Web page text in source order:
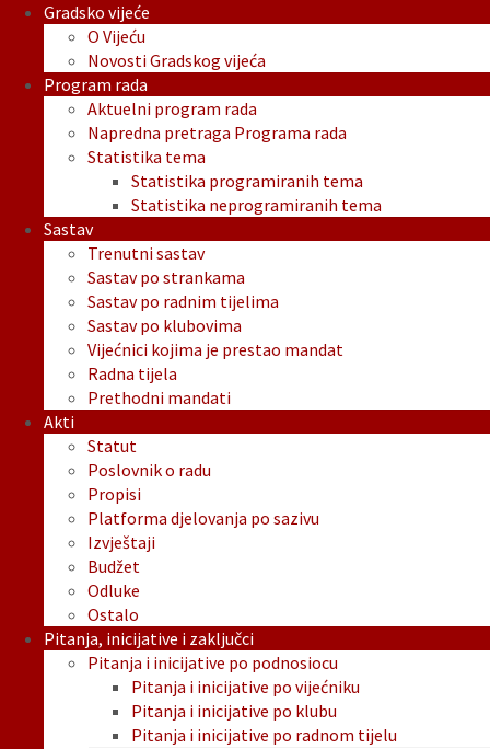
Gradsko vijeće
O Vijeću
Novosti Gradskog vijeća
Program rada
Aktuelni program rada
Napredna pretraga Programa rada
Statistika tema
Statistika programiranih tema
Statistika neprogramiranih tema
Sastav
Trenutni sastav
Sastav po strankama
Sastav po radnim tijelima
Sastav po klubovima
Vijećnici kojima je prestao mandat
Radna tijela
Prethodni mandati
Akti
Statut
Poslovnik o radu
Propisi
Platforma djelovanja po sazivu
Izvještaji
Budžet
Odluke
Ostalo
Pitanja, inicijative i zaključci
Pitanja i inicijative po podnosiocu
Pitanja i inicijative po vijećniku
Pitanja i inicijative po klubu
Pitanja i inicijative po radnom tijelu